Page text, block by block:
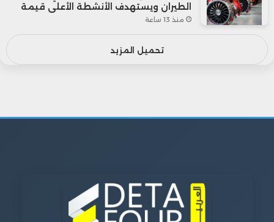
الطيران ويستهدف الأنشطة الأعلى قيمة
منذ 13 ساعة
تحميل المزيد